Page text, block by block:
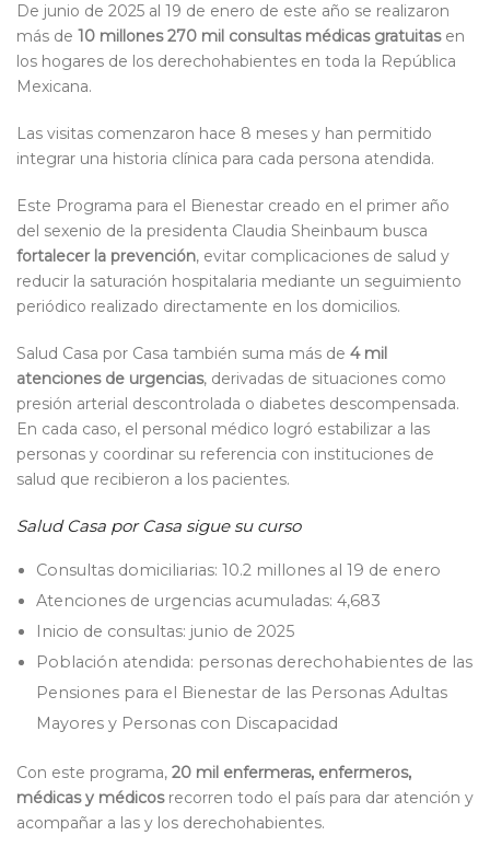
De junio de 2025 al 19 de enero de este año se realizaron
más de 10 millones 270 mil consultas médicas gratuitasen
los hogares de los derechohabientes en toda la República
Mexicana.
Las visitas comenzaron hace 8 meses y han permitido
integrar una historia clínica para cada persona atendida.
Este Programa para el Bienestar creado en el primer año
del sexenio de la presidenta Claudia Sheinbaum busca
fortalecer la prevención, evitar complicaciones de salud y
reducir la saturación hospitalaria mediante un seguimiento
periódico realizado directamente en los domicilios.
Salud Casa por Casa también suma más de 4 mil
atenciones de urgencias, derivadas de situaciones como
presión arterial descontrolada o diabetes descompensada.
En cada caso, el personal médico logró estabilizar a las
personas y coordinar su referencia con instituciones de
salud que recibieron a los pacientes.
Salud Casa por Casa sigue su curso
Consultas domiciliarias: 10.2 millones al 19 de enero
Atenciones de urgencias acumuladas: 4,683
Inicio de consultas: junio de 2025
Población atendida: personas derechohabientes de las
Pensiones para el Bienestar de las Personas Adultas
Mayores y Personas con Discapacidad
Con este programa, 20 mil enfermeras, enfermeros,
médicas y médicosrecorren todo el país para dar atención y
acompañar a las y los derechohabientes.